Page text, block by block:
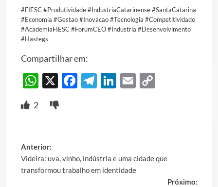
#FIESC #Produtividade #IndustriaCatarinense #SantaCatarina
#Economia #Gestao #Inovacao #Tecnologia #Competitividade
#AcademiaFIESC #ForumCEO #Industria #Desenvolvimento
#Hastegs
Compartilhar em:
WhatsApp
X Facebook
Telegram
LinkedIn
EmailCopy
2
Post
navigation
Anterior:
Videira: uva, vinho, indústria e uma cidade que
transformou trabalho em identidade
Próximo: